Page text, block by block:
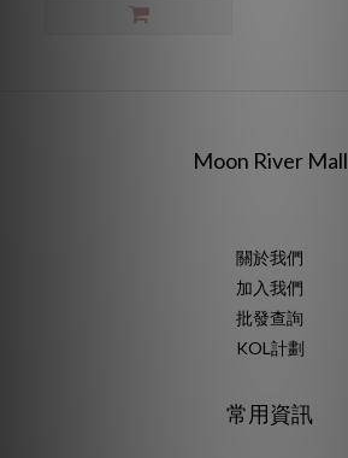
Moon River Mall
關於我們
加入我們
批發查詢
KOL計劃
常用資訊